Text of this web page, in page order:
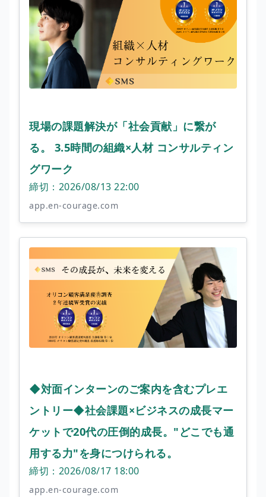
現場の課題解決が「社会貢献」に繋が
る。 3.5時間の組織×人材 コンサルティン
グワーク
締切：2026/08/13 22:00
app.en-courage.com
◆対面インターンのご案内を含むプレエ
ントリー◆社会課題×ビジネスの成長マー
ケットで20代の圧倒的成長。"どこでも通
用する力"を身につけられる。
締切：2026/08/17 18:00
app.en-courage.com